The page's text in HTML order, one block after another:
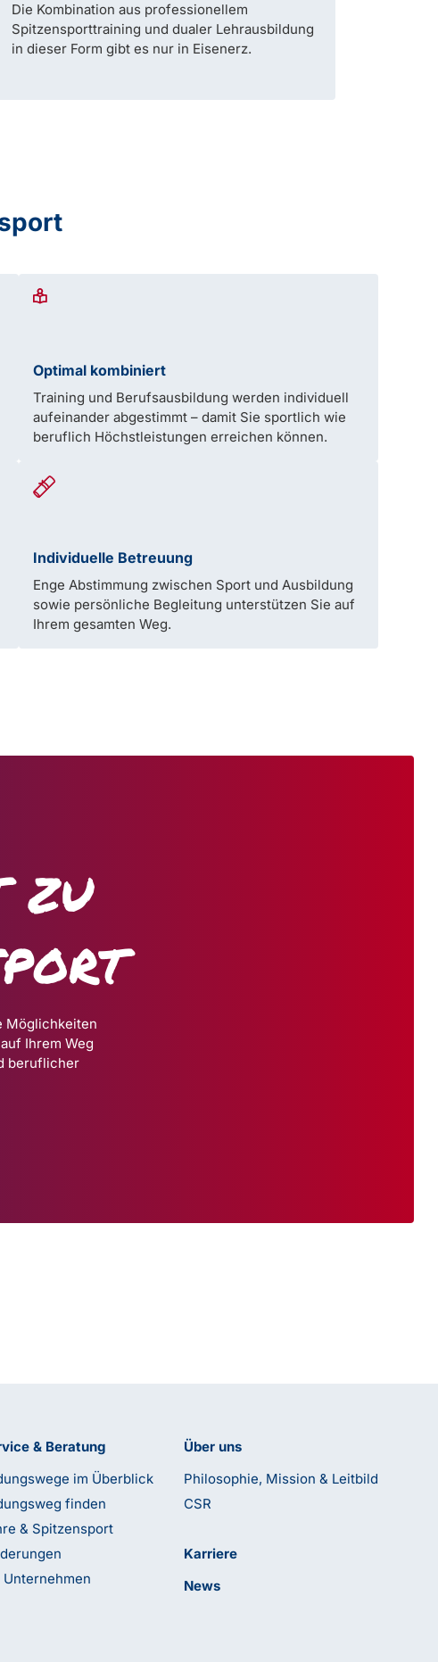
Die Kombination aus professionellem
Spitzensporttraining und dualer Lehrausbildung
in dieser Form gibt es nur in Eisenerz.
Optimal kombiniert
Training und Berufsausbildung werden individuell
aufeinander abgestimmt – damit Sie sportlich wie
beruflich Höchstleistungen erreichen können.
Individuelle Betreuung
Enge Abstimmung zwischen Sport und Ausbildung
sowie persönliche Begleitung unterstützen Sie auf
Ihrem gesamten Weg.
zu
Möglichkeiten
Ihrem Weg
beruflicher
Über uns
Philosophie, Mission & Leitbild
CSR
Karriere
News
& Beratung
im Überblick
finden
& Spitzensport
Unternehmen